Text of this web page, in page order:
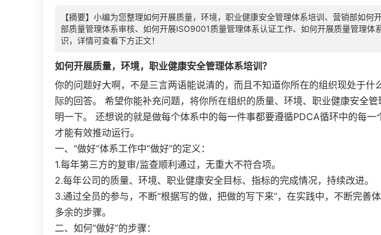
【摘要】小编为您整理如何开展质量，环境，职业健康安全管理体系培训、营销部如何
部质量管理体系审核、如何开展ISO9001质量管理体系认证工作、如何开展质量管理体
识，详情可查看下方正文！
如何开展质量，环境， 职业健康安全管理体系培训？
你的问题好大啊，不是三言两语能说清的，而且不知道你所在的组织现处于什
际的回答。 希望你能补充问题，将你所在组织的质量、环境、职业健康安全
明一下。 还想说的就是做每个体系中的每一件事都要遵循PDCA循环中的每一
才能有效推动运行。
一、“做好”体系工作中“做好”的定义：
1.每年第三方的复审/监查顺利通过，无重大不符合项。
2.每年公司的质量、环境、职业健康安全目标、指标的完成情况，持续改进。
3.通过全员的参与，不断“根据写的做，把做的写下来”，在实践中，不断完善
多余的步骤。
二、如何“做好”的步骤：